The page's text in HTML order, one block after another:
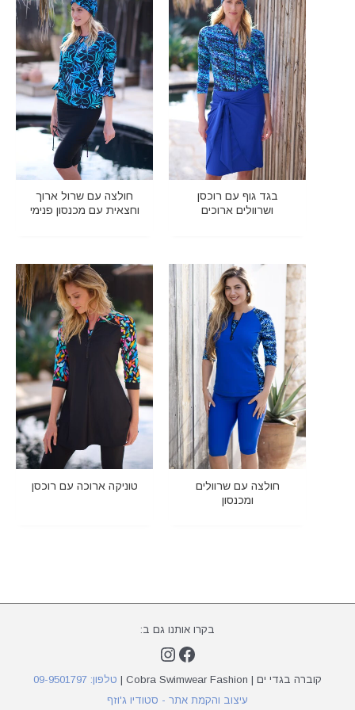
בגד גוף עם רוכסן
ושרוולים ארוכים
חולצה עם שרול ארוך
וחצאית עם מכנסון פנימי
חולצה עם שרוולים
ומכנסון
טוניקה ארוכה עם רוכסן
בקרו אותנו גם ב:
Facebook
Instagram
קוברה בגדי ים | Cobra Swimwear Fashion |
טלפון: 09-9501797
עיצוב והקמת אתר - סטודיו ג'וזף